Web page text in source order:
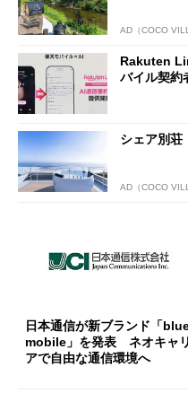
AD（COCO
Rakuten
バイル契約
シェア別
AD（COCO
日本通信が新ブランド「
mobile」を発表 ネオキャリ
アで自由な通信環境へ